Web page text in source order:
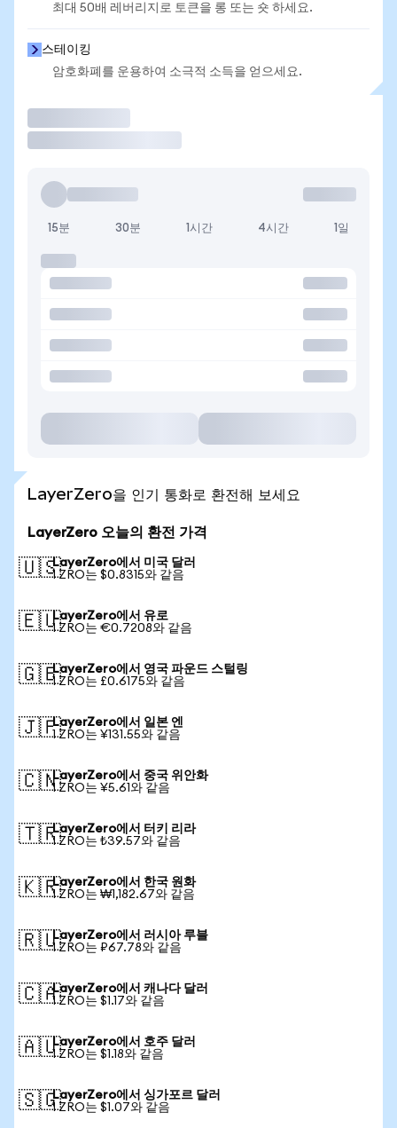
최대 50배 레버리지로 토큰을 롱 또는 숏 하세요.
스테이킹
암호화폐를 운용하여 소극적 소득을 얻으세요.
15분 30분 1시간 4시간 1일
LayerZero을 인기 통화로 환전해 보세요
LayerZero 오늘의 환전 가격
🇺🇸LayerZero에서 미국 달러
1 ZRO는 $0.8315와 같음
🇪🇺LayerZero에서 유로
1 ZRO는 €0.7208와 같음
🇬🇧LayerZero에서 영국 파운드 스털링
1 ZRO는 £0.6175와 같음
🇯🇵LayerZero에서 일본 엔
1 ZRO는 ¥131.55와 같음
🇨🇳LayerZero에서 중국 위안화
1 ZRO는 ¥5.61와 같음
🇹🇷LayerZero에서 터키 리라
1 ZRO는 ₺39.57와 같음
🇰🇷LayerZero에서 한국 원화
1 ZRO는 ₩1,182.67와 같음
🇷🇺LayerZero에서 러시아 루블
1 ZRO는 ₽67.78와 같음
🇨🇦LayerZero에서 캐나다 달러
1 ZRO는 $1.17와 같음
🇦🇺LayerZero에서 호주 달러
1 ZRO는 $1.18와 같음
🇸🇬LayerZero에서 싱가포르 달러
1 ZRO는 $1.07와 같음